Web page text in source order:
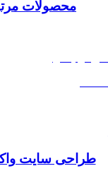
محصولات
طراحی سایت